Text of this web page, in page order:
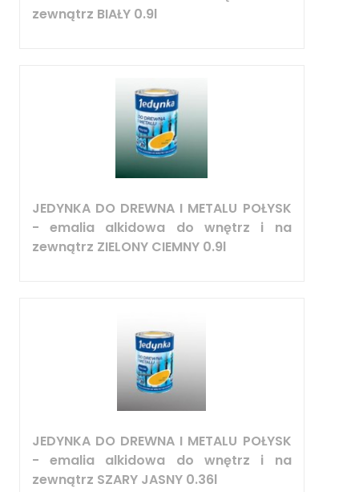
zewnątrz BIAŁY 0.9l
JEDYNKA DO DREWNA I METALU POŁYSK
- emalia alkidowa do wnętrz i na
zewnątrz ZIELONY CIEMNY 0.9l
JEDYNKA DO DREWNA I METALU POŁYSK
- emalia alkidowa do wnętrz i na
zewnątrz SZARY JASNY 0.36l